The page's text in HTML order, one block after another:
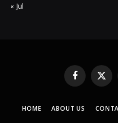
« Jul
Facebook
X
HOME ABOUT US